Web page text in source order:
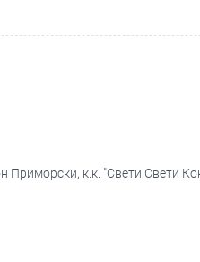
Приморски, к.к. "Свети Свети